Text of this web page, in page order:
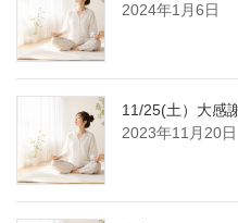
2024年1月6日
11/25(土）大感
2023年11月20日